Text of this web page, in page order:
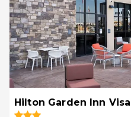
Hilton Garden Inn